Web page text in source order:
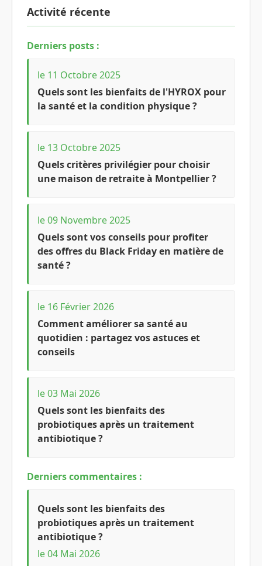
Activité récente
Derniers posts :
le 11 Octobre 2025
Quels sont les bienfaits de l'HYROX pour
la santé et la condition physique ?
le 13 Octobre 2025
Quels critères privilégier pour choisir
une maison de retraite à Montpellier ?
le 09 Novembre 2025
Quels sont vos conseils pour profiter
des offres du Black Friday en matière de
santé ?
le 16 Février 2026
Comment améliorer sa santé au
quotidien : partagez vos astuces et
conseils
le 03 Mai 2026
Quels sont les bienfaits des
probiotiques après un traitement
antibiotique ?
Derniers commentaires :
Quels sont les bienfaits des
probiotiques après un traitement
antibiotique ?
le 04 Mai 2026